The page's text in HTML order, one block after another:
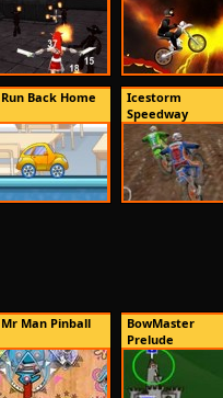
Run Back Home
Icestorm
Speedway
Mr Man Pinball
BowMaster
Prelude